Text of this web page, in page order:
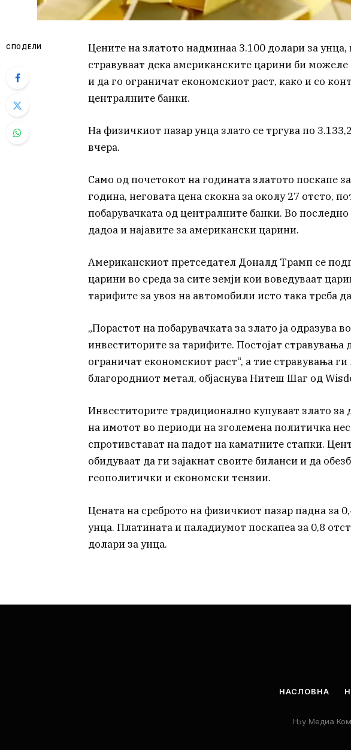
СПОДЕЛИ
Цените на златото надминаа 3.100 долари за
стравуваат дека американските царини би
и да го ограничат економскиот раст, како и со
централните банки.
На физичкиот пазар унца злато се тргува по
вчера.
Само од почетокот на годината златото поскапе
година, неговата цена скокна за околу 27 отсто,
побарувачката од централните банки. Во
дадоа и најавите за американски царини.
Американскиот претседател Доналд Трамп се
царини во среда за сите земји кои воведуваат
тарифите за увоз на автомобили исто така треба
„Порастот на побарувачката за злато ја одразува
инвеститорите за тарифите. Постојат стравувања
ограничат економскиот раст“, ​​а тие стравувања
благородниот метал, објаснува Нитеш Шаг од
Инвеститорите традиционално купуваат злато за
на имотот во периоди на зголемена политичка
спротивстават на падот на каматните стапки.
обидуваат да ги зајакнат своите биланси и да
геополитички и економски тензии.
Цената на среброто на физичкиот пазар падна за
унца. Платината и паладиумот поскапеа за 0,8
долари за унца.
НАСЛОВНА
Њу Медиа